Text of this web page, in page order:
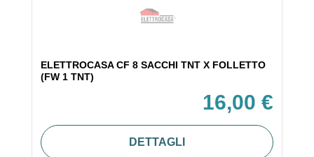
ELETTROCASA CF 8 SACCHI TNT X FOLLETTO
(FW 1 TNT)
16,00 €
DETTAGLI